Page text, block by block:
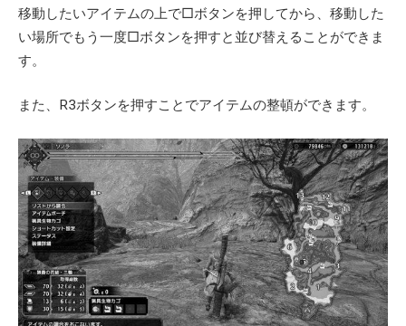
移動したいアイテムの上で□ボタンを押してから、移動した
い場所でもう一度□ボタンを押すと並び替えることができま
す。
また、R3ボタンを押すことでアイテムの整頓ができます。